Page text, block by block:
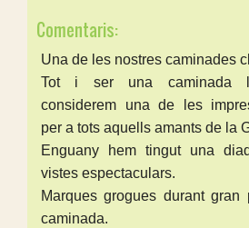
Comentaris:
Una de les nostres caminades
Tot i ser una caminada
considerem una de les
per a tots aquells amants de la
Enguany hem tingut una
vistes espectaculars.
Marques grogues durant gran
caminada.